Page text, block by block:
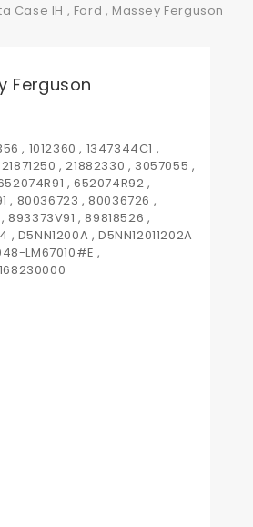
Case IH , Ford , Massey Ferguson
Ferguson
, 1012360 , 1347344C1 ,
, 21882330 , 3057055 ,
, 652074R92 ,
, 80036723 , 80036726 ,
893373V91 , 89818526 ,
, D5NN12011202A
LM67010#E ,